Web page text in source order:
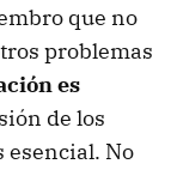
que no
problemas
es
de los
esencial. No